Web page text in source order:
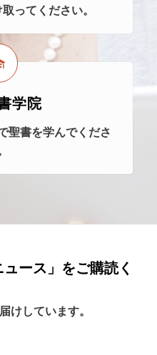
ってください。
学院
聖書を学んでくださ
ース」をご購読く
けしています。